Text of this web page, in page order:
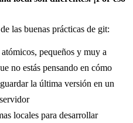
las buenas prácticas de git:
pequeños y muy a
no estás pensando en cómo
la última versión en un
locales para desarrollar